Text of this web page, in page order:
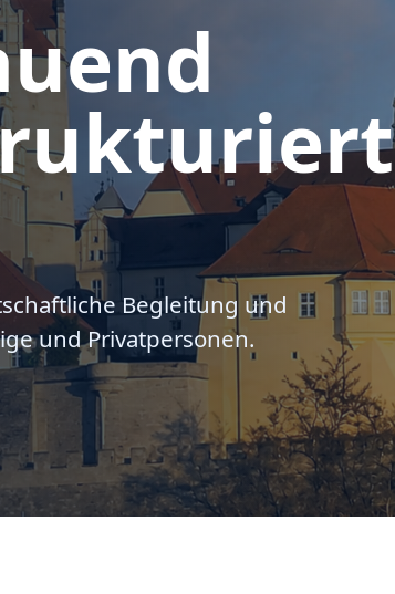
Begleitung und
und Privatpersonen.